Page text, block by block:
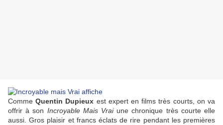
CommeQuentin Dupieux est expert en films très courts, on va
offrir à son Incroyable Mais Vrai une chronique très courte elle
aussi. Gros plaisir et francs éclats de rire pendant les premières